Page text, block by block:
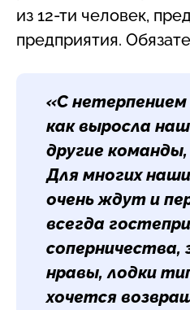
из 12-ти человек,
предприятия.
«С
как выросла
другие
Для многих
очень ждут и
всегда
нравы, лодки
хочется